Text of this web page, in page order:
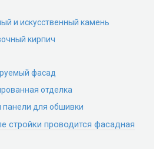
и искусственный камень
кирпич
фасад
отделка
панели для обшивки
стройки проводится фасадная